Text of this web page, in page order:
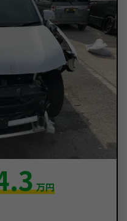
万円